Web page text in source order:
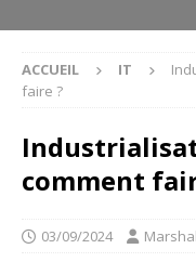
ACCUEIL IT
faire ?
comment
03/09/2024